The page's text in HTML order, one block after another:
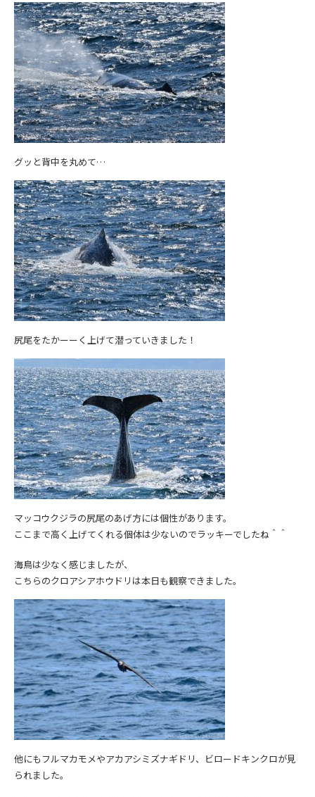
グッと背中を丸めて…
尻尾をたかーーく上げて潜っていきました！
マッコウクジラの尻尾のあげ方には個性があります。
ここまで高く上げてくれる個体は少ないのでラッキーでしたね＾＾
海鳥は少なく感じましたが、
こちらのクロアシアホウドリは本日も観察できました。
他にもフルマカモメやアカアシミズナギドリ、ビロードキンクロが見
られました。